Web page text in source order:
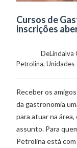
Cursos de
inscrições
Petrolina, Unidades
Receber os
da gastronomia
para atuar na
assunto. Para
Petrolina está